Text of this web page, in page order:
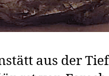
aus der